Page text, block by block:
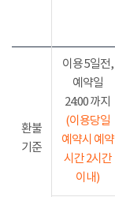
환불
기준
이용 5일전,
예약일
24:00 까지
(이용당일
예약시 예약
시간 2시간
이내)